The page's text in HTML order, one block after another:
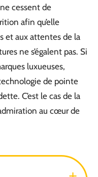
cessent de
afin qu’elle
et aux attentes de la
ne s’égalent pas. Si
luxueuses,
de pointe
C’est le cas de la
au cœur de